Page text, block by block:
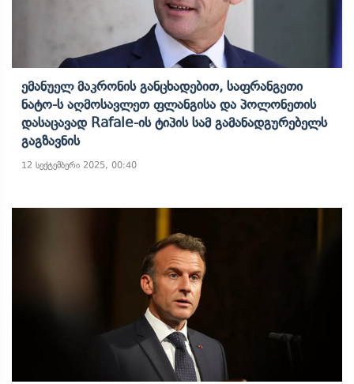
Ემანუელ Მაკრონის Განცხადებით, Საფრანგეთი
Ნატო-Ს Აღმოსავლეთ Ფლანგისა Და Პოლონეთის
Დასაცავად Rafale-Ის Ტიპის Სამ Გამანადგურებელს
Გაგზავნის
12 სექტემბერი 2025, 00:40